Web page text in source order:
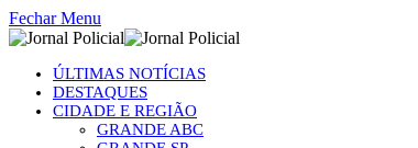
Fechar Menu
ÚLTIMAS NOTÍCIAS
DESTAQUES
CIDADE E REGIÃO
GRANDE ABC